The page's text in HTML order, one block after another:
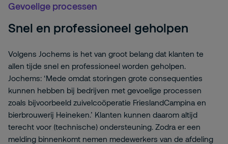
Gevoelige processen
Snel en professioneel geholpen
Volgens Jochems is het van groot belang dat klanten te
allen tijde snel en professioneel worden geholpen.
Jochems: ‘Mede omdat storingen grote consequenties
kunnen hebben bij bedrijven met gevoelige processen
zoals bijvoorbeeld zuivelcoöperatie FrieslandCampina en
bierbrouwerij Heineken.’ Klanten kunnen daarom altijd
terecht voor (technische) ondersteuning. Zodra er een
melding binnenkomt nemen medewerkers van de afdeling